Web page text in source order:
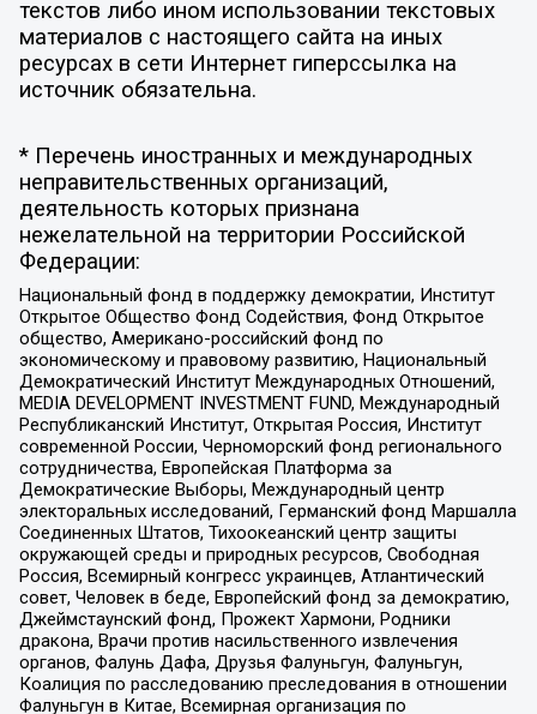
текстов либо ином использовании текстовых
материалов с настоящего сайта на иных
ресурсах в сети Интернет гиперссылка на
источник обязательна.
* Перечень иностранных и международных
неправительственных организаций,
деятельность которых признана
нежелательной на территории Российской
Федерации:
Национальный фонд в поддержку демократии, Институт
Открытое Общество Фонд Содействия, Фонд Открытое
общество, Американо-российский фонд по
экономическому и правовому развитию, Национальный
Демократический Институт Международных Отношений,
MEDIA DEVELOPMENT INVESTMENT FUND, Международный
Республиканский Институт, Открытая Россия, Институт
современной России, Черноморский фонд регионального
сотрудничества, Европейская Платформа за
Демократические Выборы, Международный центр
электоральных исследований, Германский фонд Маршалла
Соединенных Штатов, Тихоокеанский центр защиты
окружающей среды и природных ресурсов, Свободная
Россия, Всемирный конгресс украинцев, Атлантический
совет, Человек в беде, Европейский фонд за демократию,
Джеймстаунский фонд, Прожект Хармони, Родники
дракона, Врачи против насильственного извлечения
органов, Фалунь Дафа, Друзья Фалуньгун, Фалуньгун,
Коалиция по расследованию преследования в отношении
Фалуньгун в Китае, Всемирная организация по